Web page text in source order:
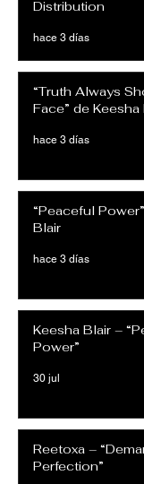
Distribution
hace 3 días
“Truth Always
Face” de Keesha
hace 3 días
“Peaceful
Blair
hace 3 días
Keesha Blair –
Power”
30 jul
Reetoxa –
Perfection”